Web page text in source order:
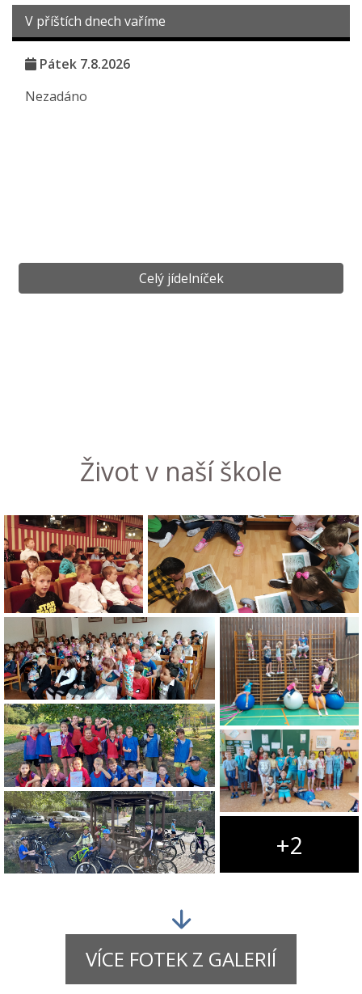
V příštích dnech vaříme
Pátek 7.8.2026
Nezadáno
Celý jídelníček
Život v naší škole
+2
VÍCE FOTEK Z GALERIÍ